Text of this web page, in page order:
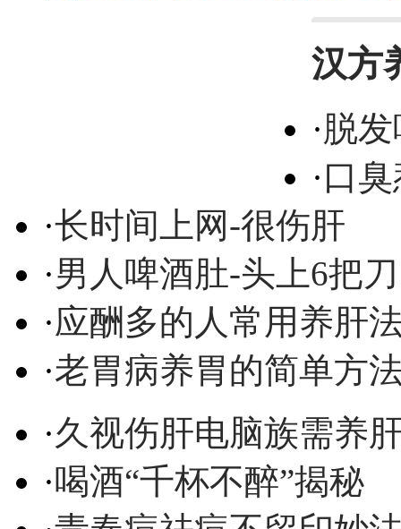
汉方
·脱
·口
·长时间上网-很伤肝
·男人啤酒肚-头上6把刀
·应酬多的人常用养肝
·老胃病养胃的简单方
·久视伤肝电脑族需养
·喝酒“千杯不醉”揭秘